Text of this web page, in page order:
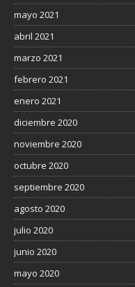
mayo 2021
abril 2021
marzo 2021
febrero 2021
enero 2021
diciembre 2020
noviembre 2020
octubre 2020
septiembre 2020
agosto 2020
julio 2020
junio 2020
mayo 2020